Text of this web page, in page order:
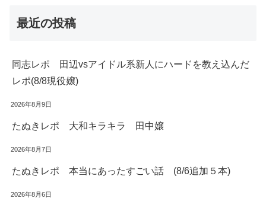
最近の投稿
同志レポ 田辺vsアイドル系新人にハードを教え込んだ
レポ(8/8現役嬢)
2026年8月9日
たぬきレポ 大和キラキラ 田中嬢
2026年8月7日
たぬきレポ 本当にあったすごい話 (8/6追加５本)
2026年8月6日